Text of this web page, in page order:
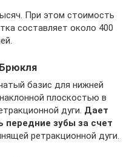
При этом стоимость
составляет около 400
базис для нижней
плоскостью в
дуги. Дает
зубы за счет
ретракционной дуги.